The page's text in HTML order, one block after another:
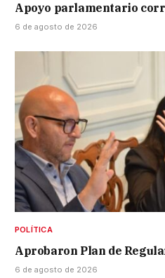
Apoyo parlamentario
6 de agosto de 2026
POLÍTICA
Aprobaron Plan de
6 de agosto de 2026